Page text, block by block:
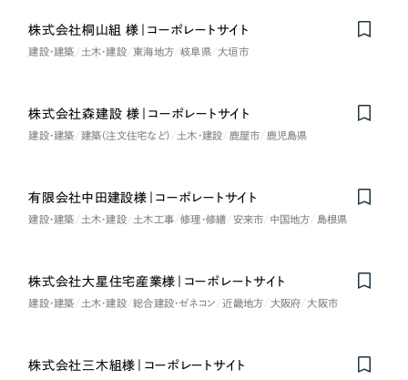
株式会社桐山組 様｜コーポレートサイト
建設・建築 土木・建設 東海地方 岐阜県 大垣市
株式会社森建設 様｜コーポレートサイト
建設・建築 建築（注文住宅など） 土木・建設 鹿屋市 鹿児島県
有限会社中田建設様｜コーポレートサイト
建設・建築 土木・建設 土木工事 修理・修繕 安来市 中国地方 島根県
株式会社大星住宅産業様｜コーポレートサイト
建設・建築 土木・建設 総合建設・ゼネコン 近畿地方 大阪府 大阪市
株式会社三木組様｜コーポレートサイト